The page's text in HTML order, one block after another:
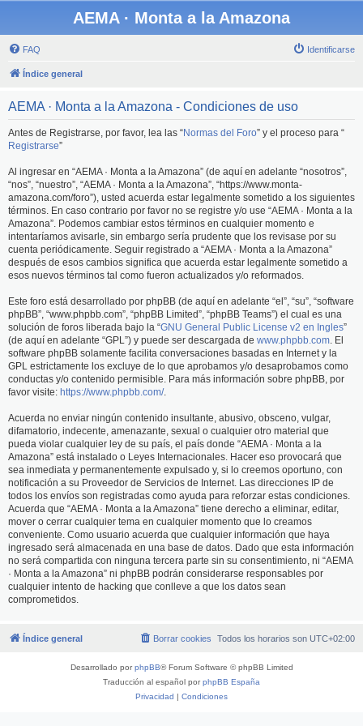
AEMA · Monta a la Amazona
FAQ Identificarse
Índice general
AEMA · Monta a la Amazona - Condiciones de uso
Antes de Registrarse, por favor, lea las “Normas del Foro” y el proceso para “
Registrarse”
Al ingresar en “AEMA · Monta a la Amazona” (de aquí en adelante “nosotros”,
“nos”, “nuestro”, “AEMA · Monta a la Amazona”, “https://www.monta-
amazona.com/foro”), usted acuerda estar legalmente sometido a los siguientes
términos. En caso contrario por favor no se registre y/o use “AEMA · Monta a la
Amazona”. Podemos cambiar estos términos en cualquier momento e
intentaríamos avisarle, sin embargo sería prudente que los revisase por su
cuenta periódicamente. Seguir registrado a “AEMA · Monta a la Amazona”
después de esos cambios significa que acuerda estar legalmente sometido a
esos nuevos términos tal como fueron actualizados y/o reformados.
Este foro está desarrollado por phpBB (de aquí en adelante “el”, “su”, “software
phpBB”, “www.phpbb.com”, “phpBB Limited”, “phpBB Teams”) el cual es una
solución de foros liberada bajo la “GNU General Public License v2 en Ingles”
(de aquí en adelante “GPL”) y puede ser descargada de www.phpbb.com. El
software phpBB solamente facilita conversaciones basadas en Internet y la
GPL estrictamente los excluye de lo que aprobamos y/o desaprobamos como
conductas y/o contenido permisible. Para más información sobre phpBB, por
favor visite: https://www.phpbb.com/.
Acuerda no enviar ningún contenido insultante, abusivo, obsceno, vulgar,
difamatorio, indecente, amenazante, sexual o cualquier otro material que
pueda violar cualquier ley de su país, el país donde “AEMA · Monta a la
Amazona” está instalado o Leyes Internacionales. Hacer eso provocará que
sea inmediata y permanentemente expulsado y, si lo creemos oportuno, con
notificación a su Proveedor de Servicios de Internet. Las direcciones IP de
todos los envíos son registradas como ayuda para reforzar estas condiciones.
Acuerda que “AEMA · Monta a la Amazona” tiene derecho a eliminar, editar,
mover o cerrar cualquier tema en cualquier momento que lo creamos
conveniente. Como usuario acuerda que cualquier información que haya
ingresado será almacenada en una base de datos. Dado que esta información
no será compartida con ninguna tercera parte sin su consentimiento, ni “AEMA
· Monta a la Amazona” ni phpBB podrán considerarse responsables por
cualquier intento de hacking que conlleve a que los datos sean
comprometidos.
Índice general Todos los horarios son UTC+02:00
Borrar cookies
Desarrollado porphpBB® Forum Software © phpBB Limited
Traducción al español porphpBB España
Privacidad | Condiciones